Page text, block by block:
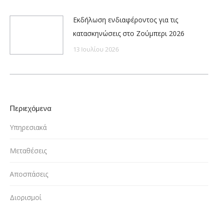
Εκδήλωση ενδιαφέροντος για τις
κατασκηνώσεις στο Ζούμπερι 2026
13 Ιουλίου 2026
Περιεχόμενα
Υπηρεσιακά
Μεταθέσεις
Αποσπάσεις
Διορισμοί